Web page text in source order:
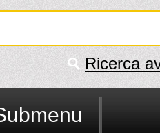
Ricerca